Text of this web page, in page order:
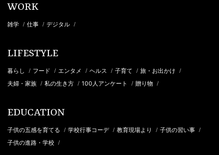
WORK
雑学 / 仕事 / デジタル /
LIFESTYLE
暮らし / フード / エンタメ / ヘルス / 子育て / 旅・お出かけ /
夫婦・家族 / 私の生き方 / 100人アンケート / 贈り物 /
EDUCATION
子供の五感を育てる / 学校行事コーデ / 教育現場より / 子供の習い事 /
子供の進路・学校 /